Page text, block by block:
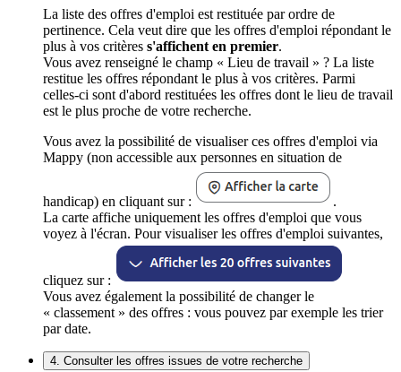
La liste des offres d'emploi est restituée par ordre de
pertinence. Cela veut dire que les offres d'emploi répondant le
plus à vos critères s'affichent en premier.
Vous avez renseigné le champ « Lieu de travail » ? La liste
restitue les offres répondant le plus à vos critères. Parmi
celles-ci sont d'abord restituées les offres dont le lieu de travail
est le plus proche de votre recherche.
Vous avez la possibilité de visualiser ces offres d'emploi via
Mappy (non accessible aux personnes en situation de
handicap) en cliquant sur :
.
La carte affiche uniquement les offres d'emploi que vous
voyez à l'écran. Pour visualiser les offres d'emploi suivantes,
cliquez sur :
Vous avez également la possibilité de changer le
« classement » des offres : vous pouvez par exemple les trier
par date.
4. Consulter les offres issues de votre recherche